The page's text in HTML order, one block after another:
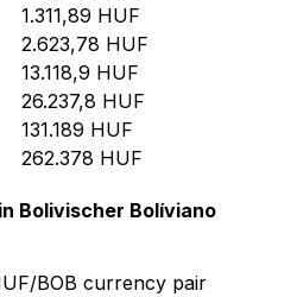
1.311,89 HUF
2.623,78 HUF
13.118,9 HUF
26.237,8 HUF
131.189 HUF
262.378 HUF
Bolivischer Bolíviano
BOB currency pair